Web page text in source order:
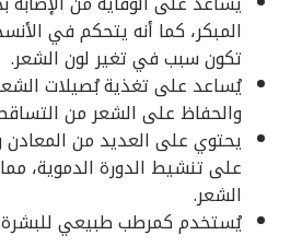
المبكر، كما أنه يتحكم في
تكون سبب في تغير لون الشعر.
يُساعد على تغذية بُصيلات
والحفاظ على الشعر من
يحتوي على العديد من
على تنشيط الدورة الدموية،
الشعر.
يُستخدم كمرطب طبيعي